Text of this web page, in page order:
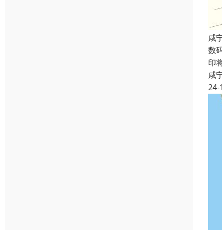
咸
数
印
咸
24-